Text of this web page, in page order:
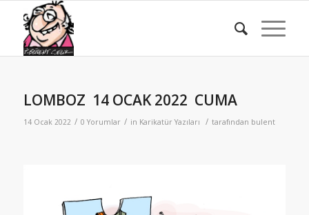
LOMBOZ 14 OCAK 2022 CUMA
14 Ocak 2022 / 0 Yorumlar / in Karikatür Yazıları / tarafından bulent